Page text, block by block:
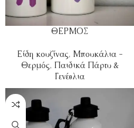
ΘΕΡΜΟΣ
Είδη κουζίνας, Μπουκάλια -
Θερμός, Παιδικά Πάρτυ &
Γενέθλια